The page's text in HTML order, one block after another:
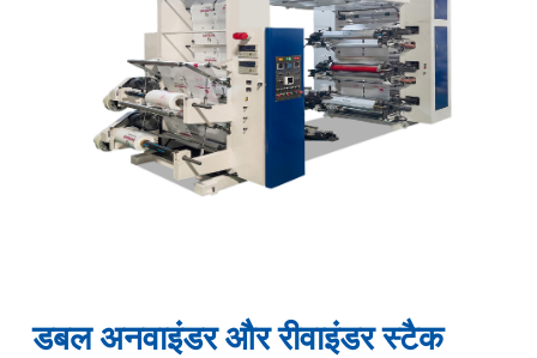
डबल अनवाइंडर और रीवाइंडर स्टैक